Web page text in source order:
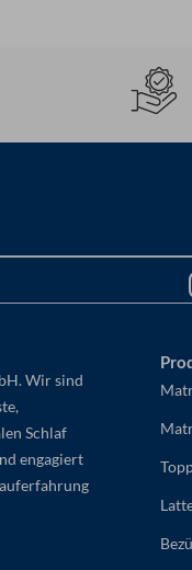
Wir sind
Schlaf
engagiert